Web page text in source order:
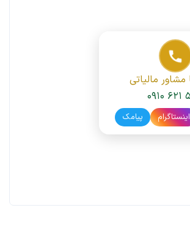
مالیاتی
۶۲۱ ۵۰۱۰
اینستاگرام پیامک